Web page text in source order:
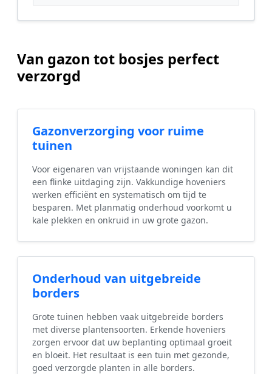
Van gazon tot bosjes perfect
verzorgd
Gazonverzorging voor ruime
tuinen
Voor eigenaren van vrijstaande woningen kan dit
een flinke uitdaging zijn. Vakkundige hoveniers
werken efficiënt en systematisch om tijd te
besparen. Met planmatig onderhoud voorkomt u
kale plekken en onkruid in uw grote gazon.
Onderhoud van uitgebreide
borders
Grote tuinen hebben vaak uitgebreide borders
met diverse plantensoorten. Erkende hoveniers
zorgen ervoor dat uw beplanting optimaal groeit
en bloeit. Het resultaat is een tuin met gezonde,
goed verzorgde planten in alle borders.